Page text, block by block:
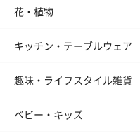
花・植物
キッチン・テーブルウェア
趣味・ライフスタイル雑貨
ベビー・キッズ